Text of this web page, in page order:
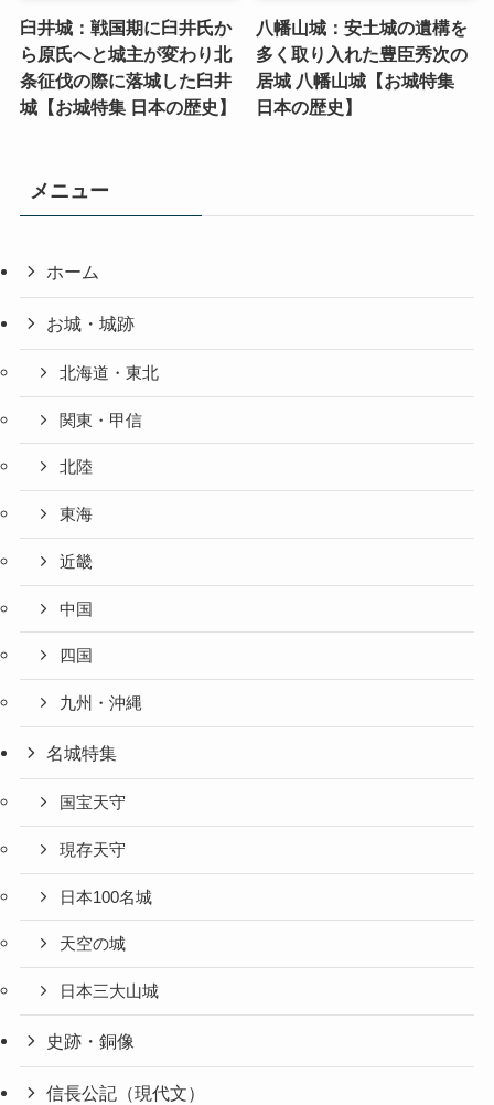
臼井城：戦国期に臼井氏か
ら原氏へと城主が変わり北
条征伐の際に落城した臼井
城【お城特集 日本の歴史】
八幡山城：安土城の遺構を
多く取り入れた豊臣秀次の
居城 八幡山城【お城特集
日本の歴史】
メニュー
ホーム
お城・城跡
北海道・東北
関東・甲信
北陸
東海
近畿
中国
四国
九州・沖縄
名城特集
国宝天守
現存天守
日本100名城
天空の城
日本三大山城
史跡・銅像
信長公記（現代文）